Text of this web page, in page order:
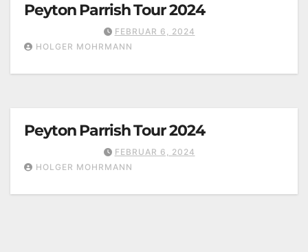
Peyton Parrish Tour 2024
FEBRUAR 6, 2024
HOLGER MOHRMANN
Peyton Parrish Tour 2024
FEBRUAR 6, 2024
HOLGER MOHRMANN